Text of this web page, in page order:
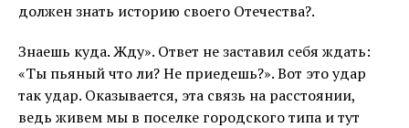
должен знать историю своего Отечества?.
Знаешь куда. Жду». Ответ не заставил себя ждать:
«Ты пьяный что ли? Не приедешь?». Вот это удар
так удар. Оказывается, эта связь на расстоянии,
ведь живем мы в поселке городского типа и тут